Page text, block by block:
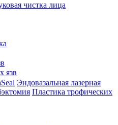
чистка лица
язв
Эндовазальная лазерная
Пластика трофических